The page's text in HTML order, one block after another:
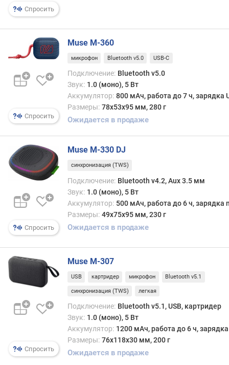
в
л
е
и
п
о
л
и
ч
е
с
т
в
у
р
е
д
л
о
н
и
B
Спросить
Спросить
Muse M-360
микрофон Bluetooth v5.0 USB-C
Подключение: Bluetooth v5.0
Звук: 1.0 (моно), 5 Вт
Аккумулятор: 800 мАч, работа до 7 ч, зарядка
Размеры: 78х53х95 мм, 280 г
Ожидается в продаже
Спросить
Muse M-330 DJ
синхронизация (TWS)
Подключение: Bluetooth v4.2, Aux 3.5 мм
Звук: 1.0 (моно), 5 Вт
Аккумулятор: 500 мАч, работа до 6 ч, зарядка
Размеры: 49х75х95 мм, 230 г
Ожидается в продаже
Спросить
Muse M-307
USB картридер микрофон Bluetooth v5.1
синхронизация (TWS) легкая
Подключение: Bluetooth v5.1, USB, картридер
Звук: 1.0 (моно), 5 Вт
Аккумулятор: 1200 мАч, работа до 6 ч,
Размеры: 76х118х30 мм, 200 г
Ожидается в продаже